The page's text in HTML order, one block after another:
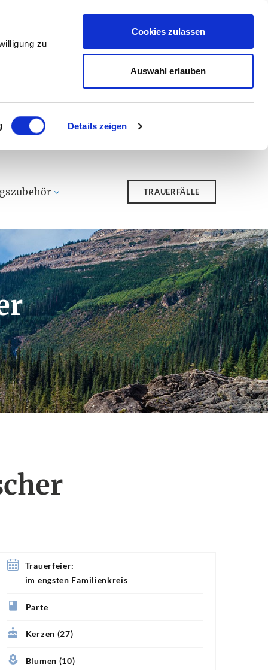
zu
Details zeigen
Cookies zulassen
Auswahl erlauben
TRAUERFÄLLE
Trauerfeier:
im engsten Familienkreis
Parte
Kerzen (27)
Blumen (10)